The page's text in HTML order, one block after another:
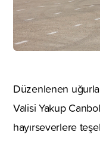
Düzenlenen
Valisi Yakup
hayırseverlere